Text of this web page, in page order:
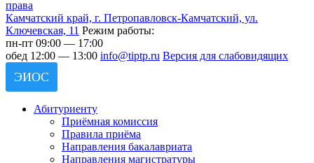
Камчатский край, г. Петропавловск-Камчатский, ул.
Ключевская, 11 Режим работы:
пн-пт 09:00 — 17:00
обед 12:00 — 13:00 info@tiptp.ru Версия для слабовидящих
ЭИОС
Абитуриенту
Приёмная комиссия
Правила приёма
Направления бакалавриата
Направления магистратуры